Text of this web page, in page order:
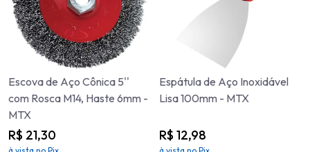
Escova de Aço Cônica 5''
com Rosca M14, Haste 6mm -
MTX
R$ 21,30
Espátula de Aço Inoxidável
Lisa 100mm - MTX
R$ 12,98